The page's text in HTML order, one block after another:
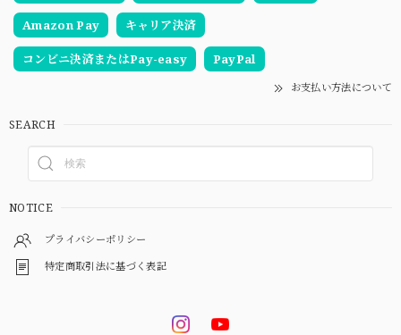
Amazon Pay キャリア決済
コンビニ決済またはPay-easy PayPal
お支払い方法について
SEARCH
NOTICE
プライバシーポリシー
特定商取引法に基づく表記